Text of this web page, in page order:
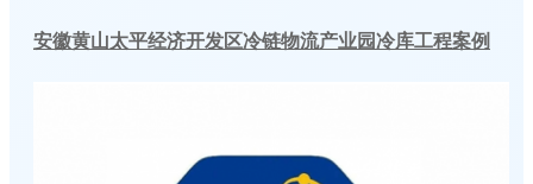
安徽黄山太平经济开发区冷链物流产业园冷库工程案例